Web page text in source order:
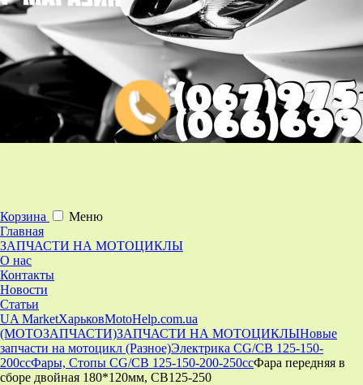
Корзина
Меню
Главная
ЗАПЧАСТИ НА МОТОЦИКЛЫ
О нас
Контакты
Новости
Статьи
UA MarketХарьковMotoHelp.com.ua
(МОТОЗАПЧАСТИ)ЗАПЧАСТИ НА МОТОЦИКЛЫНовые
запчасти на мотоцикл (Разное)Электрика CG/CB 125-150-
200ccФары, Стопы CG/CB 125-150-200-250ccФара передняя в
сборе двойная 180*120мм, CB125-250